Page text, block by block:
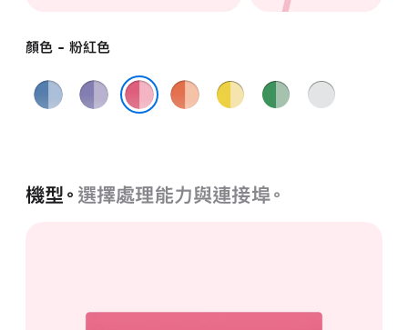
顏色 - 粉紅色
藍
色
紫
色
橙
色
黃
綠
銀
機型。 選擇處理能力與連接埠。